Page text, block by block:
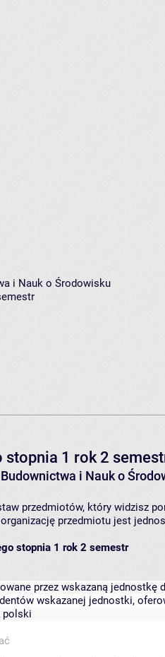
i Nauk o Środowisku
stopnia 1 rok 2
i Nauk o
przedmiotów, który widzisz
przedmiotu jest
stopnia 1 rok 2 semestr
przez wskazaną
wskazanej jednostki,
polski